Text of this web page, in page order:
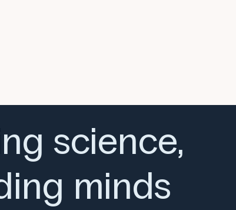
science,
minds